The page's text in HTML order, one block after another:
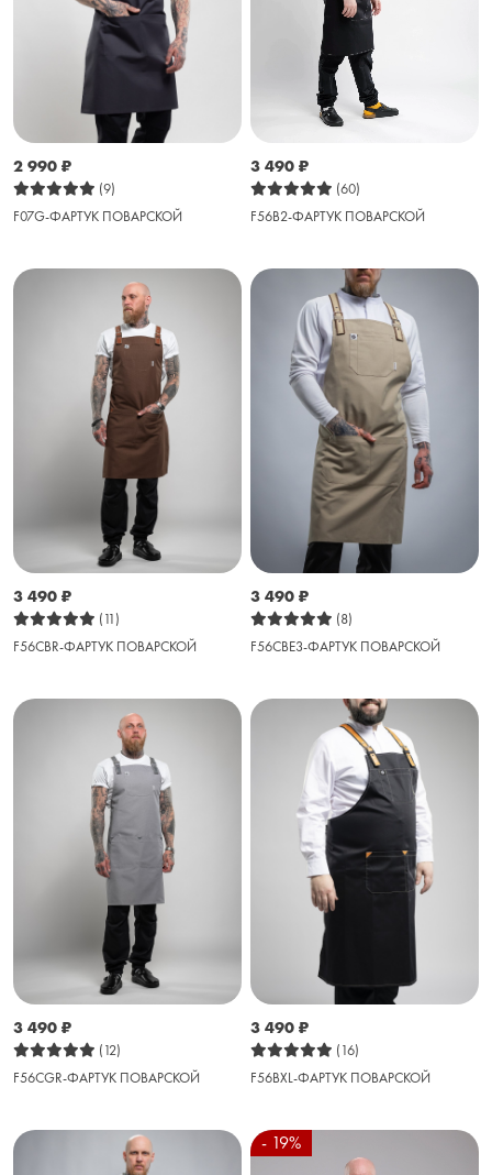
2 990 ₽
(9)
F07G-ФАРТУК ПОВАРСКОЙ
3 490 ₽
(60)
F56B2-ФАРТУК ПОВАРСКОЙ
3 490 ₽
(11)
F56CBR-ФАРТУК ПОВАРСКОЙ
3 490 ₽
(8)
F56CBE3-ФАРТУК ПОВАРСКОЙ
3 490 ₽
(12)
F56CGR-ФАРТУК ПОВАРСКОЙ
3 490 ₽
(16)
F56BXL-ФАРТУК ПОВАРСКОЙ
- 19%